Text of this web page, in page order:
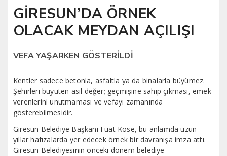
GİRESUN’DA ÖRNEK
OLACAK MEYDAN AÇILIŞI
VEFA YAŞARKEN GÖSTERİLDİ
Kentler sadece betonla, asfaltla ya da binalarla büyümez.
Şehirleri büyüten asıl değer; geçmişine sahip çıkması, emek
verenlerini unutmaması ve vefayı zamanında
gösterebilmesidir.
Giresun Belediye Başkanı Fuat Köse, bu anlamda uzun
yıllar hafızalarda yer edecek örnek bir davranışa imza attı.
Giresun Belediyesinin önceki dönem belediye